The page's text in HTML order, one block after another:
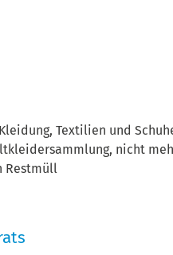
Textilien und
nicht
Restmüll